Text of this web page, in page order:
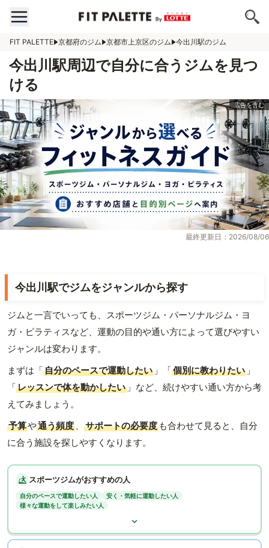
FIT PALETTE 京都府のジム 京都市上京区のジム 今出川駅のジム
今出川駅周辺で自分に合うジムを見つ
ける
最終更新日：2026/08/06
今出川駅でジムをジャンルから探す
ジムと一言でいっても、スポーツジム・パーソナルジム・ヨ
ガ・ピラティスなど、運動の目的や通い方によって選びやすい
ジャンルは変わります。
まずは「自分のペースで運動したい 」「個別に教わりたい 」
「レッスンで体を動かしたい 」など、続けやすい通い方から考
えてみましょう。
予算や通う頻度 、 サポートの必要度 も合わせて見ると、自分
に合う施設を探しやすくなります。
スポーツジムがおすすめの人
自分のペースで運動したい人
安く・気軽に運動したい人
様々な運動をして楽しみたい人